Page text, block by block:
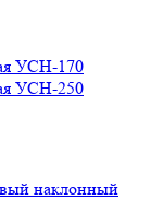
УСН-170
УСН-250
наклонный